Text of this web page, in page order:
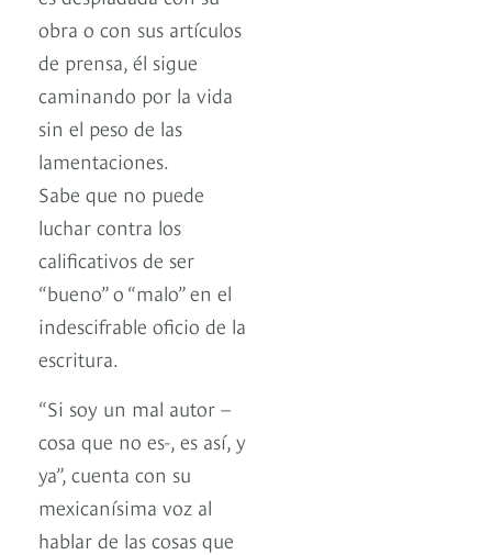
obra o con sus artículos
de prensa, él sigue
caminando por la vida
sin el peso de las
lamentaciones.
Sabe que no puede
luchar contra los
calificativos de ser
“bueno” o “malo” en el
indescifrable oficio de la
escritura.
“Si soy un mal autor –
cosa que no es-, es así, y
ya”, cuenta con su
mexicanísima voz al
hablar de las cosas que